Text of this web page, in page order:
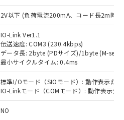
2V以下 (負荷電流200mA、コード長2m時)
IO-Link Ver1.1
伝送速度: COM3 (230.4kbps)
データ長: 2byte (PDサイズ)/1byte (M-
最小サイクルタイム: 0.4ms
標準I/Oモード（SIOモード）: 動作表示灯(
IO-Linkモード（COMモード）: 動作表示
NO